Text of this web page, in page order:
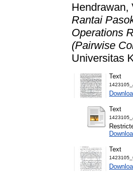
Hendrawan,
Rantai
Operations
(Pairwise
Universitas
Text
Text
Text